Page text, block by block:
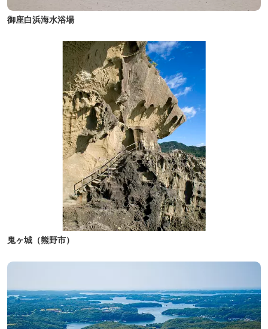
御座白浜海水浴場
鬼ヶ城（熊野市）